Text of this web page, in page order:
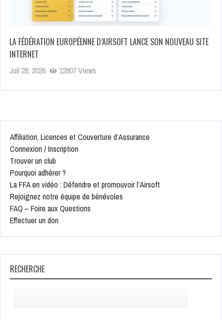
LA FÉDÉRATION EUROPÉENNE D’AIRSOFT LANCE SON NOUVEAU SITE
INTERNET
Juil 28, 2026 12807 Views
Affiliation, Licences et Couverture d’Assurance
Connexion / Inscription
Trouver un club
Pourquoi adhérer ?
La FFA en vidéo : Défendre et promouvoir l’Airsoft
Rejoignez notre équipe de bénévoles
FAQ – Foire aux Questions
Effectuer un don
RECHERCHE